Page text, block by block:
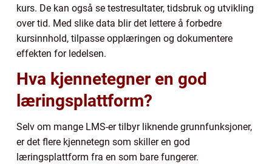
kurs. De kan også se testresultater, tidsbruk og utvikling
over tid. Med slike data blir det lettere å forbedre
kursinnhold, tilpasse opplæringen og dokumentere
effekten for ledelsen.
Hva kjennetegner en god
læringsplattform?
Selv om mange LMS-er tilbyr liknende grunnfunksjoner,
er det flere kjennetegn som skiller en god
læringsplattform fra en som bare fungerer.